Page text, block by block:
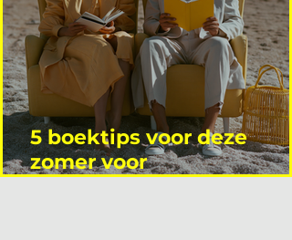
5 boektips voor deze
zomer voor